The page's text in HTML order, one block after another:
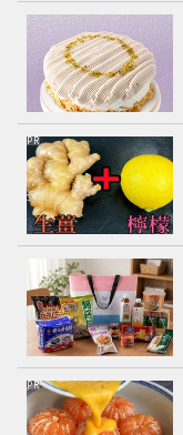
PR
PR